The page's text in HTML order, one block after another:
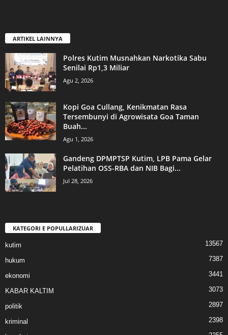
ARTIKEL LAINNYA
Polres Kutim Musnahkan Narkotika Sabu
Senilai Rp1,3 Miliar
Agu 2, 2026
Kopi Goa Cullang, Kenikmatan Rasa
Tersembunyi di Agrowisata Goa Taman
Buah...
Agu 1, 2026
Gandeng DPMPTSP Kutim, LPB Pama Gelar
Pelatihan OSS-RBA dan NIB Bagi...
Jul 28, 2026
KATEGORI E POPULLARIZUAR
kutim 13567
hukum 7387
ekonomi 3441
KABAR KALTIM 3073
politik 2897
kriminal 2398